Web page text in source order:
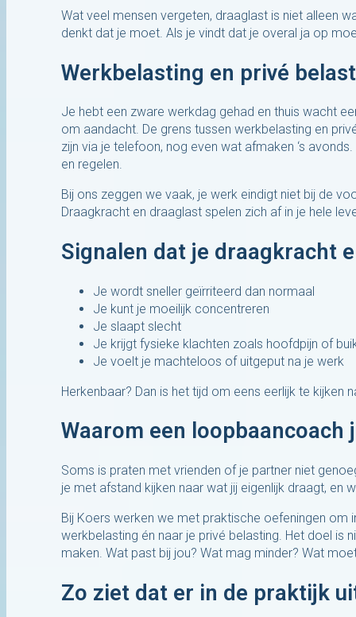
Wat veel mensen vergeten, draaglast is niet alleen
denkt dat je moet. Als je vindt dat je overal ja op
Werkbelasting en privé
Je hebt een zware werkdag gehad en thuis wacht
om aandacht. De grens tussen werkbelasting en
zijn via je telefoon, nog even wat afmaken ‘s
en regelen.
Bij ons zeggen we vaak, je werk eindigt niet bij de
Draagkracht en draaglast spelen zich af in je hele
Signalen dat je draagkracht
Je wordt sneller geïrriteerd dan normaal
Je kunt je moeilijk concentreren
Je slaapt slecht
Je krijgt fysieke klachten zoals hoofdpijn of
Je voelt je machteloos of uitgeput na je werk
Herkenbaar? Dan is het tijd om eens eerlijk te kijken
Waarom een
Soms is praten met vrienden of je partner niet
je met afstand kijken naar wat jij eigenlijk draagt, en
Bij Koers werken we met praktische oefeningen om
werkbelasting én naar je privé belasting. Het doel is
maken. Wat past bij jou? Wat mag minder? Wat
Zo ziet dat er in de praktijk